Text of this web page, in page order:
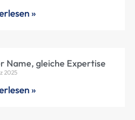
»
Name, gleiche Expertise
2025
»